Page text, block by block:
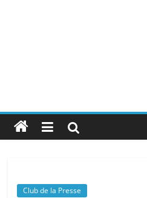
Club de la Presse